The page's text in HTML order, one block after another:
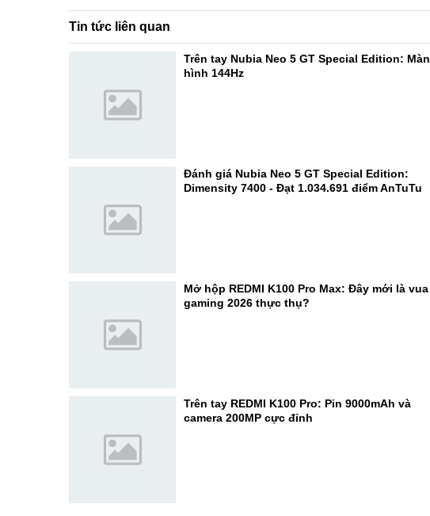
Tin tức liên quan
Trên tay Nubia Neo 5 GT Special Edition: Màn
hình 144Hz
Đánh giá Nubia Neo 5 GT Special Edition:
Dimensity 7400 - Đạt 1.034.691 điểm AnTuTu
Mở hộp REDMI K100 Pro Max: Đây mới là vua
gaming 2026 thực thụ?
Trên tay REDMI K100 Pro: Pin 9000mAh và
camera 200MP cực đỉnh